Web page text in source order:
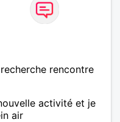
rencontre
activité et je
air